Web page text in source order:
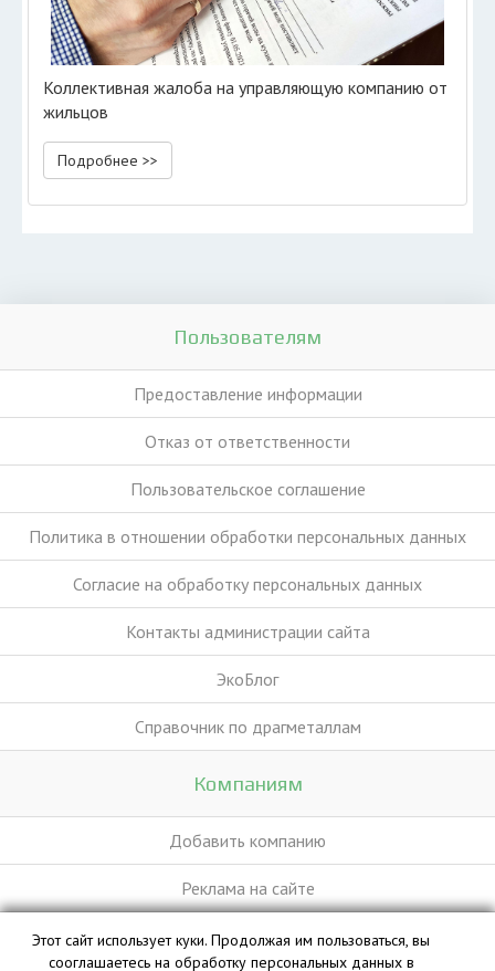
Коллективная жалоба на управляющую компанию от
жильцов
Подробнее >>
Пользователям
Предоставление информации
Отказ от ответственности
Пользовательское соглашение
Политика в отношении обработки персональных данных
Согласие на обработку персональных данных
Контакты администрации сайта
ЭкоБлог
Справочник по драгметаллам
Компаниям
Добавить компанию
Реклама на сайте
База данных сайта vyvoz.org является интеллектуальной
Этот сайт использует куки. Продолжая им пользоваться, вы
сооглашаетесь на обработку персональных данных в